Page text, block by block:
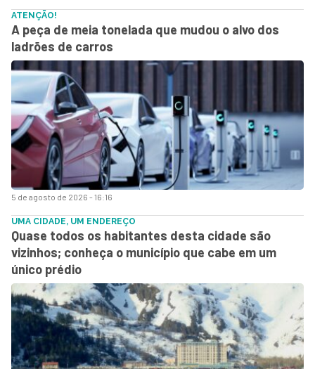
5 de agosto de 2026 - 16:16
ATENÇÃO!
A peça de meia tonelada que mudou o alvo dos
ladrões de carros
UMA CIDADE, UM ENDEREÇO
Quase todos os habitantes desta cidade são
vizinhos; conheça o município que cabe em um
único prédio